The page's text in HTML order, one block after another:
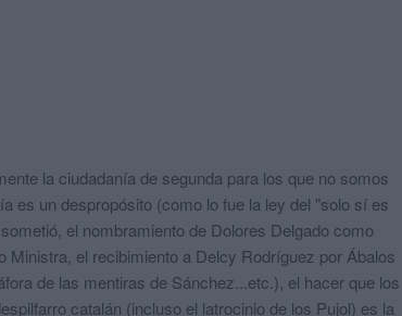
la ciudadanía de segunda para los que no somos
es un despropósito (como lo fue la ley del "solo sí es
el nombramiento de Dolores Delgado como
el recibimiento a Delcy Rodríguez por Ábalos
de las mentiras de Sánchez...etc.), el hacer que los
catalán (incluso el latrocinio de los Pujol) es la